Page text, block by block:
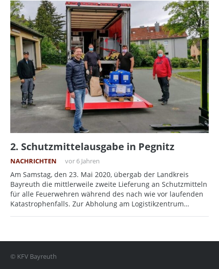
2. Schutzmittelausgabe in Pegnitz
NACHRICHTEN vor 6 Jahren
Am Samstag, den 23. Mai 2020, übergab der Landkreis
Bayreuth die mittlerweile zweite Lieferung an Schutzmitteln
für alle Feuerwehren während des nach wie vor laufenden
Katastrophenfalls. Zur Abholung am Logistikzentrum…
© KFV Bayreuth